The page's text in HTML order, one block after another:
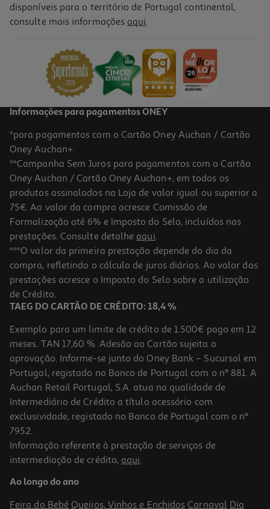
Almofada Actuel Tropic 45x45cm Modelos Sortidos
Price reduced from
-38%
Almofada Actuel Sea 45x45cm Modelos Sortidos
7.99 €/un
Price reduced from
12,99 €to
7,99 €
Promoção
Almofada Actuel Algodão 45x45cm Modelos Sortidos
9.99 €/un
disponíveis para o território de Portugal continental,
consulte mais informações aqui.
Informações para pagamentos ONEY
*para pagamentos com o Cartão Oney Auchan / Cartão
Oney Auchan+.
**Campanha Sem Juros para pagamentos com o Cartão
Oney Auchan / Cartão Oney Auchan+, em todos os
produtos assinalados na Loja de valor igual ou superior a
75€. Ao valor da compra acresce Comissão de
Formalização até 6% e Imposto do Selo, incluídos nas
prestações. Consulte detalhe aqui.
***O valor da primeira prestação depende do dia da
compra, refletindo o cálculo de juros diários. Ao valor das
prestações acresce o Imposto do Selo sobre a utilização
de Crédito.
TAEG DO CARTÃO DE CRÉDITO: 18,4 %
Exemplo para um limite de crédito de 1.500€ pago em 12
meses. TAN 17,60 %. Adesão ao Cartão sujeita a
aprovação. Informe-se junto do Oney Bank – Sucursal em
Portugal, registado no Banco de Portugal com o nº 881. A
Auchan Retail Portugal, S.A. atua na qualidade de
Intermediário de Crédito a título acessório com
exclusividade, registado no Banco de Portugal com o nº
7952.
Informação referente à prestação de serviços de
intermediação de crédito, aqui.
Ao longo do ano
Feira do Bebé Queijos, Vinhos e Enchidos Carnaval Dia